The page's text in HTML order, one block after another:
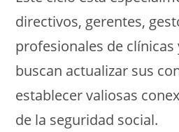
directivos, gerentes,
profesionales de
buscan actualizar sus
establecer valiosas
de la seguridad social.